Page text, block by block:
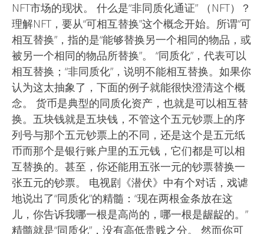
NFT市场的现状。 什么是“非同质化通证” （NFT）？
理解NFT，要从“可相互替换”这个概念开始。所谓“可
相互替换”，指的是“能够替换另一个相同的物品，或
被另一个相同的物品所替换”。 “同质化”，代表可以
相互替换；“非同质化”，说明不能相互替换。如果你
认为这太抽象了，下面的例子就能很快澄清这个概
念。 货币是典型的同质化资产，也就是可以相互替
换。五块钱就是五块钱，不管这个五元钞票上的序
列号与那个五元钞票上的不同，还是这个是五元纸
币而那个是银行账户里的五元钱，它们都是可以相
互替换的。甚至，你还能用五张一元的钞票替换一
张五元的钞票。 电视剧《潜伏》中有个对话，戏谑
地说出了“同质化”的精髓：“现在两根金条放在这
儿，你告诉我哪一根是高尚的，哪一根是龌龊的。”
精髓就是“同质化”，没有高低贵贱之分。 然而你可